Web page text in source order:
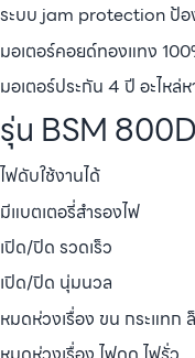
ระบบ jam protection ป้อ
มอเตอร์คอยด์ทองแทง
มอเตอร์ประกัน 4 ปี อะไหล่
รุ่น BSM
ไฟดับใช้งานได้
มีแบตเตอรี่สำรองไฟ
เปิด/ปิด รวดเร็ว
เปิด/ปิด นุ่มนวล
หมดห่วงเรื่อง ขน กระแทก